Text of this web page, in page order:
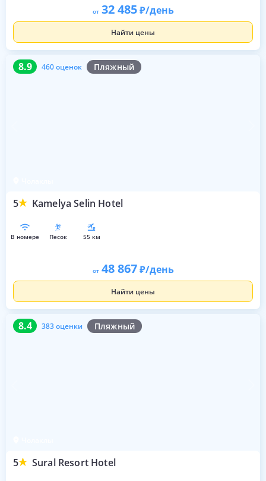
от 32 485 /день
Найти цены
8.9 460 оценок Пляжный
5 Kamelya Selin Hotel
8.9 460 оценок
в номере песок 55 км
от 48 867 /день
Найти цены
8.4 383 оценки Пляжный
5 Sural Resort Hotel
8.4 383 оценки